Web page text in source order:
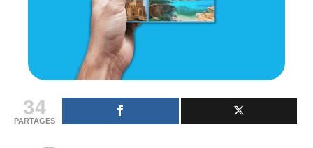
34
PARTAGES